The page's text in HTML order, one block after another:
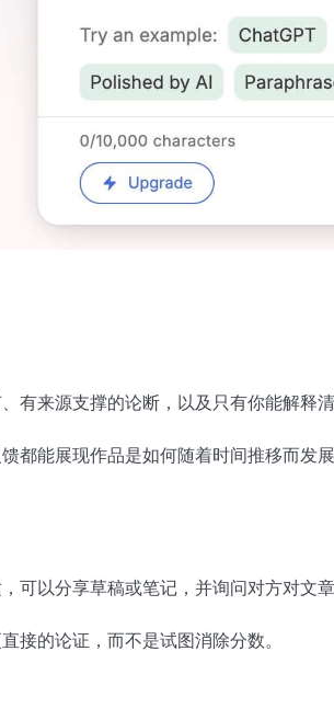
有来源支撑的论断，以及只有你能解释清
都能展现作品是如何随着时间推移而发展
以分享草稿或笔记，并询问对方对文
接的论证，而不是试图消除分数。